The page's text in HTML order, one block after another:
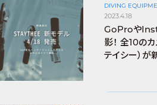
DIVING
2023.4.18
GoProや
影！ 全10の
テイシー）が